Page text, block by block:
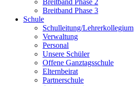
Breitband Phase 2
Breitband Phase 3
Schule
Schulleitung/Lehrerkollegium
Verwaltung
Personal
Unsere Schüler
Offene Ganztagsschule
Elternbeirat
Partnerschule